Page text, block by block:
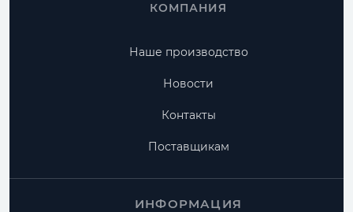
КОМПАНИЯ
Наше производство
Новости
Контакты
Поставщикам
ИНФОРМАЦИЯ